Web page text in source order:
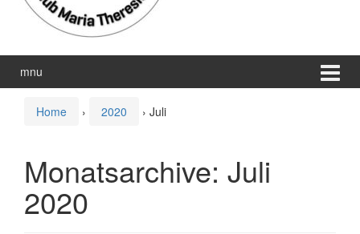
mnu
Home › 2020 › Juli
Monatsarchive: Juli
2020